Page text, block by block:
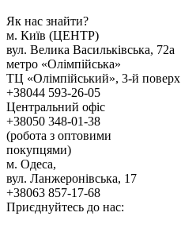
Як наc знайти?
м. Киïв (ЦЕНТР)
вул. Велика Васильківська, 72а
метро «Олімпійська»
ТЦ «Олімпійський», 3-й поверх
+38044 593-26-05
Центральний офіс
+38050 348-01-38
(робота з оптовими
покупцями)
м. Одеса,
вул. Ланжеронівська, 17
+38063 857-17-68
Приєднуйтесь до нас: